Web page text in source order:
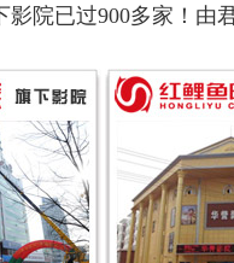
影院已过900多家！由